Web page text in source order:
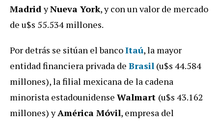
MadridyNueva York, y con un valor de mercado
de u$s 55.534 millones.
Por detrás se sitúan el bancoItaú, la mayor
entidad financiera privada de Brasil (u$s 44.584
millones), la filial mexicana de la cadena
minorista estadounidense Walmart (u$s 43.162
millones) yAmérica Móvil, empresa del